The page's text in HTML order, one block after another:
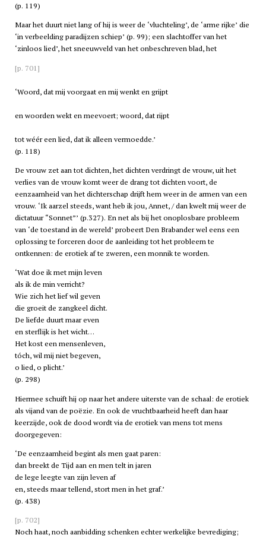
(p. 119)
Maar het duurt niet lang of hij is weer de ‘vluchteling’, de ‘arme rijke’ die
‘in verbeelding paradijzen schiep’ (p. 99); een slachtoffer van het
‘zinloos lied’, het sneeuwveld van het onbeschreven blad, het
[p. 701]
‘Woord, dat mij voorgaat en mij wenkt en grijpt
en woorden wekt en meevoert; woord, dat rijpt
tot wéér een lied, dat ik alleen vermoedde.’
(p. 118)
De vrouw zet aan tot dichten, het dichten verdringt de vrouw, uit het
verlies van de vrouw komt weer de drang tot dichten voort, de
eenzaamheid van het dichterschap drijft hem weer in de armen van een
vrouw. ‘Ik aarzel steeds, want heb ik jou, Annet, / dan kwelt mij weer de
dictatuur “Sonnet”’ (p.327). En net als bij het onoplosbare probleem
van ‘de toestand in de wereld’ probeert Den Brabander wel eens een
oplossing te forceren door de aanleiding tot het probleem te
ontkennen: de erotiek af te zweren, een monnik te worden.
‘Wat doe ik met mijn leven
als ik de min verricht?
Wie zich het lief wil geven
die groeit de zangkeel dicht.
De liefde duurt maar even
en sterflijk is het wicht…
Het kost een mensenleven,
tóch, wil mij niet begeven,
o lied, o plicht.’
(p. 298)
Hiermee schuift hij op naar het andere uiterste van de schaal: de erotiek
als vijand van de poëzie. En ook de vruchtbaarheid heeft dan haar
keerzijde, ook de dood wordt via de erotiek van mens tot mens
doorgegeven:
‘De eenzaamheid begint als men gaat paren:
dan breekt de Tijd aan en men telt in jaren
de lege leegte van zijn leven af
en, steeds maar tellend, stort men in het graf.’
(p. 438)
[p. 702]
Noch haat, noch aanbidding schenken echter werkelijke bevrediging;